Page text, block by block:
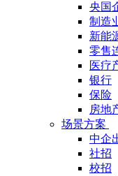
央国
制造
新能
零售
医疗
银行
保险
房地
场景方案
中企
社招
校招